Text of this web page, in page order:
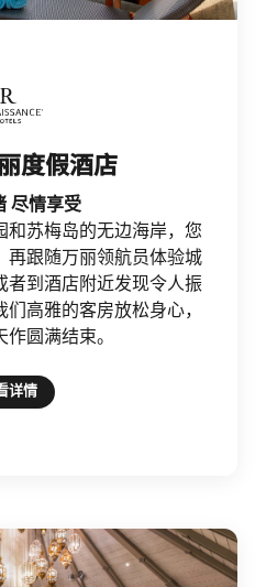
度假酒店
尽情享受
和苏梅岛的无边海岸，您
再跟随万丽领航员体验城
者到酒店附近发现令人振
高雅的客房放松身心，
圆满结束。
详情